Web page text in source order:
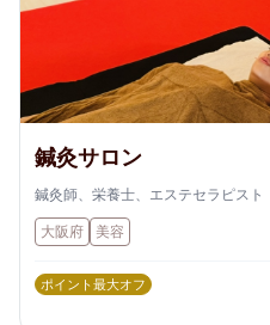
鍼灸サロン
鍼灸師、栄養士、エステセラピスト
大阪府 美容
ポイント最大オフ